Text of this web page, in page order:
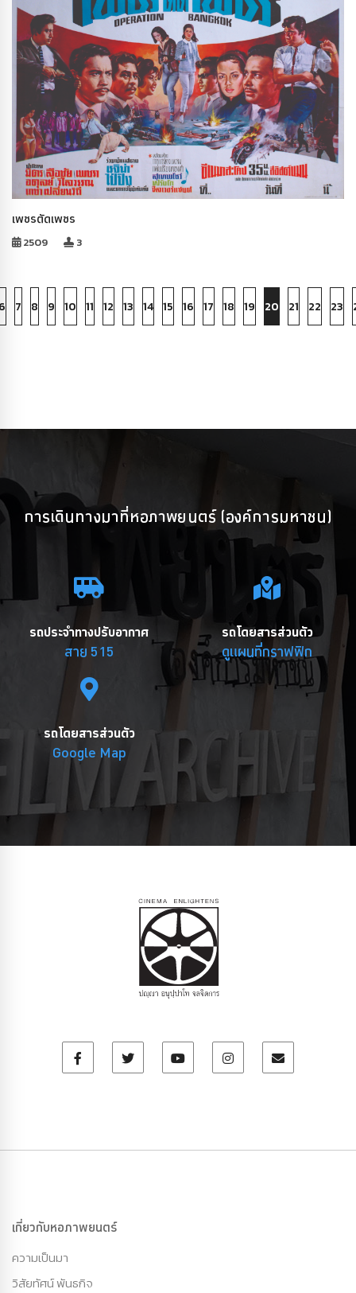
เพชรตัดเพชร
2509 3
7 8 9 10 11 12 13 14 15 16 17 18 19 20 21 22 23
การเดินทางมาที่หอภาพยนตร์ (องค์การมหาชน)
รถประจำทางปรับอากาศ
สาย 515
รถโดยสารส่วนตัว
ดูแผนที่กราฟฟิก
รถโดยสารส่วนตัว
Google Map
เกี่ยวกับหอภาพยนตร์
ความเป็นมา
วิสัยทัศน์ พันธกิจ